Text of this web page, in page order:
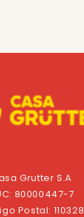
Grutter S.A
80000447-7
Postal: 110328